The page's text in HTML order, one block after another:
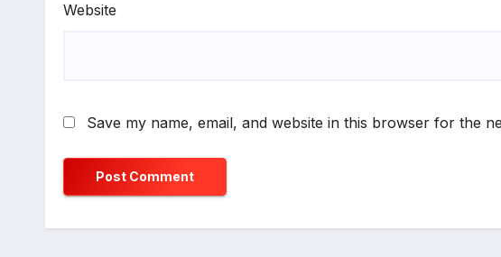
Website
Save my name, email, and website in this browser for the